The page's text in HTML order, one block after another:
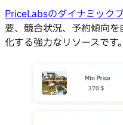
PriceLabsのダイナミック
要、競合状況、予約傾向
化する強力なリソースです。